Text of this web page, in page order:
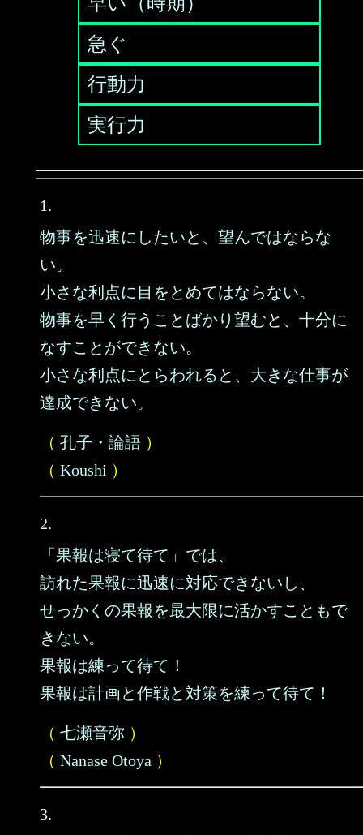
急ぐ
行動力
実行力
1.
物事を迅速にしたいと、望んではならな
い。
小さな利点に目をとめてはならない。
物事を早く行うことばかり望むと、十分に
なすことができない。
小さな利点にとらわれると、大きな仕事が
達成できない。
（ 孔子・論語 ）
（ Koushi ）
2.
「果報は寝て待て」では、
訪れた果報に迅速に対応できないし、
せっかくの果報を最大限に活かすこともで
きない。
果報は練って待て！
果報は計画と作戦と対策を練って待て！
（ 七瀬音弥 ）
（ Nanase Otoya ）
3.